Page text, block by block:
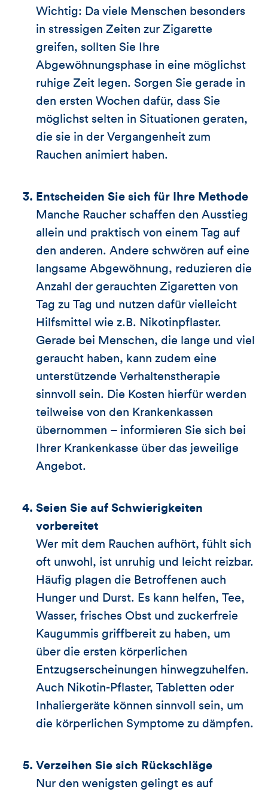
Wichtig: Da viele Menschen besonders
in stressigen Zeiten zur Zigarette
greifen, sollten Sie Ihre
Abgewöhnungsphase in eine möglichst
ruhige Zeit legen. Sorgen Sie gerade in
den ersten Wochen dafür, dass Sie
möglichst selten in Situationen geraten,
die sie in der Vergangenheit zum
Rauchen animiert haben.
Entscheiden Sie sich für Ihre Methode
Manche Raucher schaffen den Ausstieg
allein und praktisch von einem Tag auf
den anderen. Andere schwören auf eine
langsame Abgewöhnung, reduzieren die
Anzahl der gerauchten Zigaretten von
Tag zu Tag und nutzen dafür vielleicht
Hilfsmittel wie z.B. Nikotinpflaster.
Gerade bei Menschen, die lange und viel
geraucht haben, kann zudem eine
unterstützende Verhaltenstherapie
sinnvoll sein. Die Kosten hierfür werden
teilweise von den Krankenkassen
übernommen – informieren Sie sich bei
Ihrer Krankenkasse über das jeweilige
Angebot.
Seien Sie auf Schwierigkeiten
vorbereitet
Wer mit dem Rauchen aufhört, fühlt sich
oft unwohl, ist unruhig und leicht reizbar.
Häufig plagen die Betroffenen auch
Hunger und Durst. Es kann helfen, Tee,
Wasser, frisches Obst und zuckerfreie
Kaugummis griffbereit zu haben, um
über die ersten körperlichen
Entzugserscheinungen hinwegzuhelfen.
Auch Nikotin-Pflaster, Tabletten oder
Inhaliergeräte können sinnvoll sein, um
die körperlichen Symptome zu dämpfen.
Verzeihen Sie sich Rückschläge
Nur den wenigsten gelingt es auf